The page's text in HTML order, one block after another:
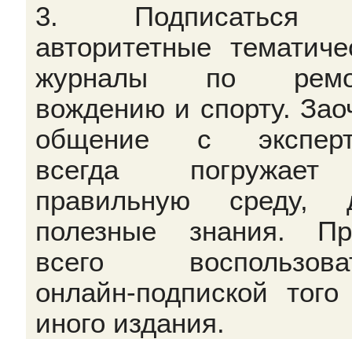
3.
авторитетные
журналы по
вождению и спорту.
общение с
всегда
правильную среду,
полезные знания.
всего
онлайн-подпиской
иного издания.